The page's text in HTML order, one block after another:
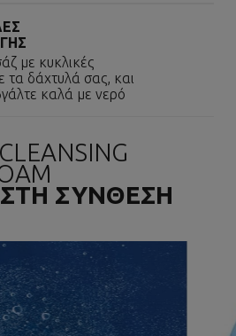
με κυκλικές
τα δάχτυλά σας, και
καλά με νερό
ΣΥΝΘΕΣΗ